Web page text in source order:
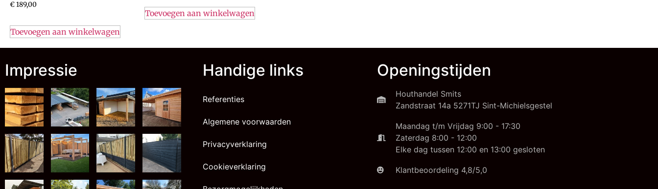
€189,00
Toevoegen aan winkelwagen
Toevoegen aan winkelwagen
Impressie Handige links
Referenties
Algemene voorwaarden
Privacyverklaring
Cookieverklaring
Openingstijden
Houthandel Smits
Zandstraat 14a 5271TJ Sint-Michielsgestel
Maandag t/m Vrijdag 9:00 - 17:30
Zaterdag 8:00 - 12:00
Elke dag tussen 12:00 en 13:00 gesloten
Klantbeoordeling 4,8/5,0